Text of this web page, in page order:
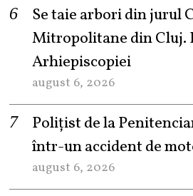
Se taie arbori din jurul
Mitropolitane din Cluj.
Arhiepiscopiei
august 6, 2026
Polițist de la
într-un accident de
august 6, 2026